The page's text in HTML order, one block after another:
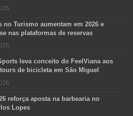
no Turismo aumentam em 2026 e
nas plataformas de reservas
leva conceito do FeelViana aos
de bicicleta em São Miguel
reforça aposta na barbearia no
Lopes